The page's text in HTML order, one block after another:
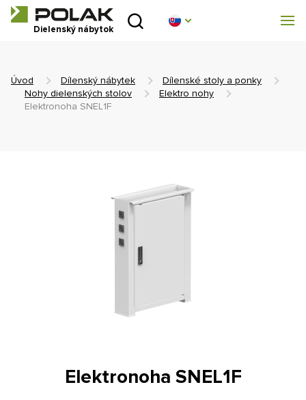
Dielenský nábytok
Úvod
O nás
Na stiahnutie
Kontakt
Konfigurátor
Úvod Dílenský nábytek
Dílenské stoly a ponky
Nohy dielenských stolov
Elektro nohy
Elektronoha SNEL1F
Elektronoha SNEL1F